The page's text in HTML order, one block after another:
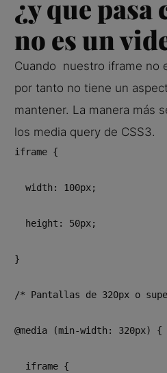
¿y que pasa
no es un
Cuando nuestro iframe no
por tanto no tiene un
mantener. La manera más
los media query de CSS3.
iframe {
width: 100px;
height: 50px;
}
/* Pantallas de 320px o
@media (min-width: 320px) {
iframe {